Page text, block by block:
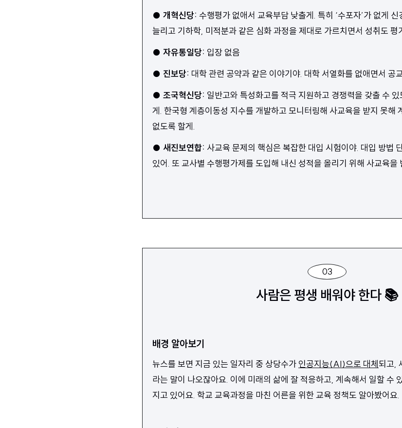
● 개혁신당: 수행평가 없애서 교육부담 낮출게. 특히 ‘수포자’가 없게
늘리고 기하학, 미적분과 같은 심화 과정을 제대로 가르치면서 성취도 평
● 자유통일당: 입장 없음
● 진보당: 대학 관련 공약과 같은 이야기야. 대학 서열화를 없애면서 공
● 조국혁신당: 일반고와 특성화고를 적극 지원하고 경쟁력을 갖출 수
게. 한국형 계층이동성 지수를 개발하고 모니터링해 사교육을 받지 못해
없도록 할게.
● 새진보연합: 사교육 문제의 핵심은 복잡한 대입 시험이야. 대입 방법
있어. 또 교사별 수행평가제를 도입해 내신 성적을 올리기 위해 사교육을
03
사람은 평생 배워야 한다 📚
배경 알아보기
뉴스를 보면 지금 있는 일자리 중 상당수가 인공지능(AI)으로 대체되고,
라는 말이 나오잖아요. 이에 미래의 삶에 잘 적응하고, 계속해서 일할 수
지고 있어요. 학교 교육과정을 마친 어른을 위한 교육 정책도 알아봤어요.